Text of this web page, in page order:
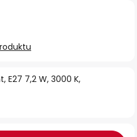
E27 7,2 W, 3000 K,